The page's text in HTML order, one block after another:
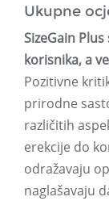
Ukupne
SizeGain
korisnika, a
Pozitivne
prirodne
različitih
erekcije do
odražavaju
naglašavaju